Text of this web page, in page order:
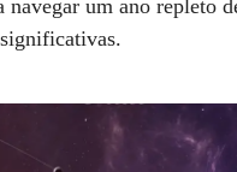
navegar um ano repleto